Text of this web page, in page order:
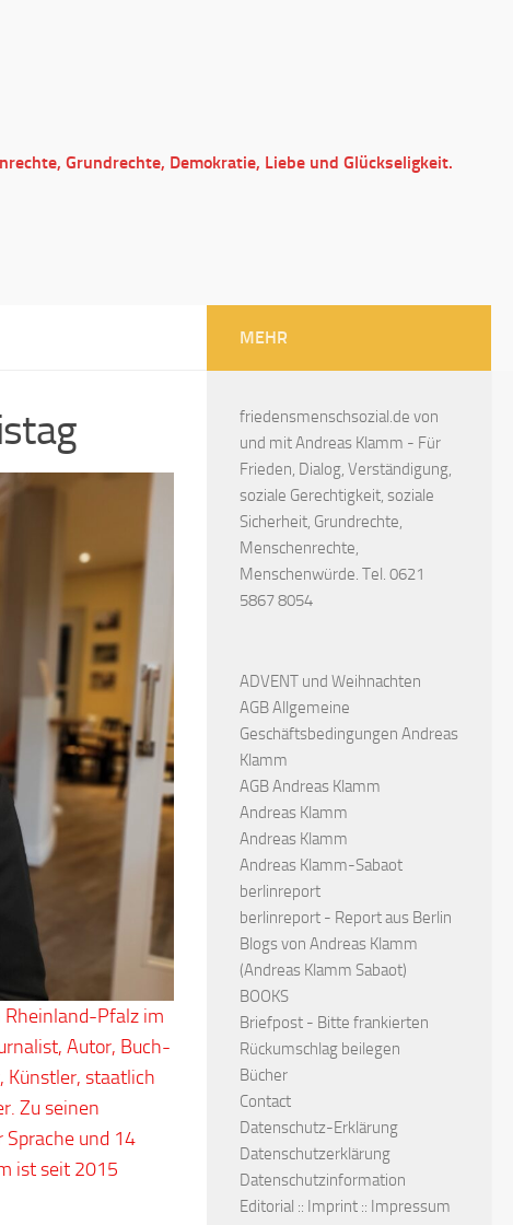
Grundrechte, Demokratie, Liebe und Glückseligkeit.
Rheinland-Pfalz im
Autor, Buch-
Künstler, staatlich
Zu seinen
und 14
ist seit 2015
MEHR
friedensmenschsozial.de von
und mit Andreas Klamm - Für
Frieden, Dialog, Verständigung,
soziale Gerechtigkeit, soziale
Sicherheit, Grundrechte,
Menschenrechte,
Menschenwürde. Tel. 0621
5867 8054
ADVENT und Weihnachten
AGB Allgemeine
Geschäftsbedingungen Andreas
Klamm
AGB Andreas Klamm
Andreas Klamm
Andreas Klamm
Andreas Klamm-Sabaot
berlinreport
berlinreport - Report aus Berlin
Blogs von Andreas Klamm
(Andreas Klamm Sabaot)
BOOKS
Briefpost - Bitte frankierten
Rückumschlag beilegen
Bücher
Contact
Datenschutz-Erklärung
Datenschutzerklärung
Datenschutzinformation
Editorial :: Imprint :: Impressum